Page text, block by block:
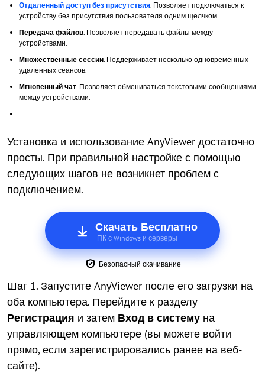
Отдаленный доступ без присутствия. Позволяет подключаться к
устройству без присутствия пользователя одним щелчком.
Передача файлов. Позволяет передавать файлы между
устройствами.
Множественные сессии. Поддерживает несколько одновременных
удаленных сеансов.
Мгновенный чат. Позволяет обмениваться текстовыми сообщениями
между устройствами.
…
Установка и использование AnyViewer достаточно
просты. При правильной настройке с помощью
следующих шагов не возникнет проблем с
подключением.
Скачать Бесплатно
ПК с Windows и серверы
Безопасный скачивание
Шаг 1. Запустите AnyViewer после его загрузки на
оба компьютера. Перейдите к разделу
Регистрация и затем Вход в систему на
управляющем компьютере (вы можете войти
прямо, если зарегистрировались ранее на веб-
сайте).